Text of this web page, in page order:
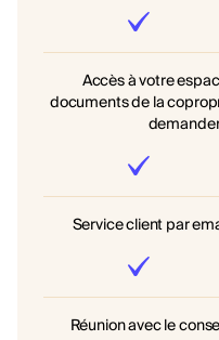
Accès à votre
documents de la
Service client par
Réunion avec le